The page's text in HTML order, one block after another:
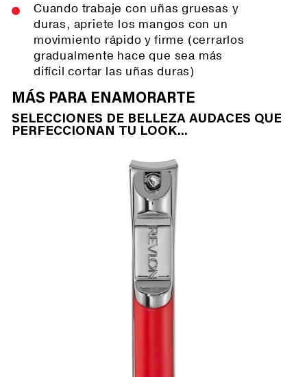
Cuando trabaje con uñas gruesas y
duras, apriete los mangos con un
movimiento rápido y firme (cerrarlos
gradualmente hace que sea más
difícil cortar las uñas duras)
MÁS PARA ENAMORARTE
SELECCIONES DE BELLEZA AUDACES QUE
PERFECCIONAN TU LOOK...